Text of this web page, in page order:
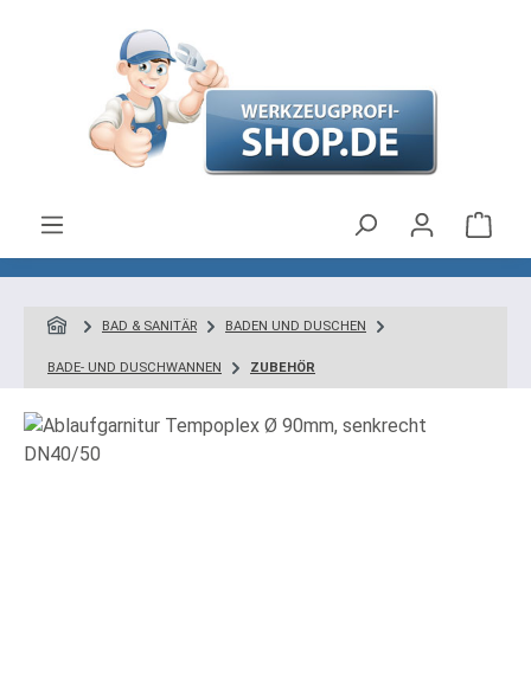
Zum Hauptinhalt springen
BAD & SANITÄR BADEN UND DUSCHEN
BADE- UND DUSCHWANNEN ZUBEHÖR
Bildergalerie überspringen